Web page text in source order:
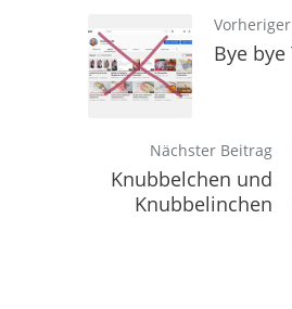
Bye bye
Nächster Beitrag
Knubbelchen und
Knubbelinchen